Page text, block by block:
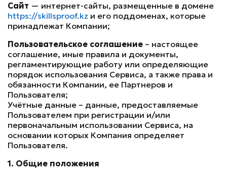
Сайт — интернет-сайты, размещенные в домене
https://skillsproof.kz и его поддоменах, которые
принадлежат Компании;
Пользовательское соглашение – настоящее
соглашение, иные правила и документы,
регламентирующие работу или определяющие
порядок использования Сервиса, а также права и
обязанности Компании, ее Партнеров и
Пользователя;
Учётные данные – данные, предоставляемые
Пользователем при регистрации и/или
первоначальным использовании Сервиса, на
основании которых Компания определяет
Пользователя.
1. Общие положения